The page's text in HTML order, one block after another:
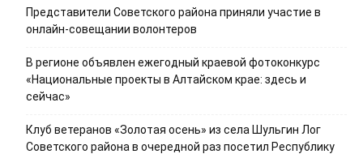
Представители Советского района приняли участие в
онлайн-совещании волонтеров
В регионе объявлен ежегодный краевой фотоконкурс
«Национальные проекты в Алтайском крае: здесь и
сейчас»
Клуб ветеранов «Золотая осень» из села Шульгин Лог
Советского района в очередной раз посетил Республику